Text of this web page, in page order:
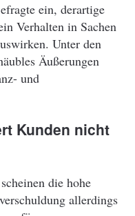
ein, derartige
Verhalten in Sachen
Unter den
Äußerungen
und
Kunden nicht
die hohe
allerdings